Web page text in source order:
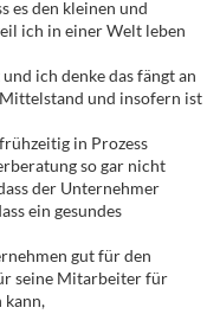
es den kleinen und
ich in einer Welt leben
ich denke das fängt an
und insofern ist
in Prozess
so gar nicht
der Unternehmer
ein gesundes
gut für den
seine Mitarbeiter für
kann,